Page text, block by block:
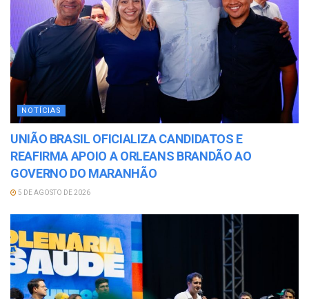
NOTÍCIAS
UNIÃO BRASIL OFICIALIZA CANDIDATOS E
REAFIRMA APOIO A ORLEANS BRANDÃO AO
GOVERNO DO MARANHÃO
5 DE AGOSTO DE 2026